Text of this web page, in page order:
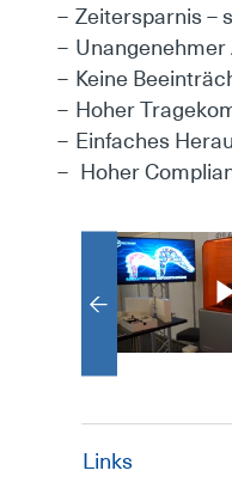
Zeit­er­spar­nis –
Kei­ne
Ho­her
Ein­fa­ches
Ho­her
Links